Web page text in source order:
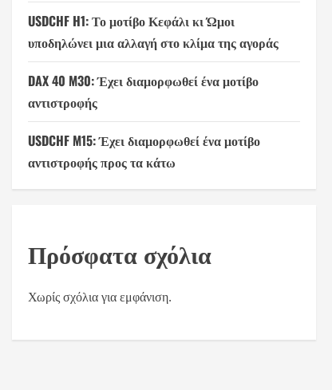
USDCHF H1: Το μοτίβο Κεφάλι κι Ώμοι
υποδηλώνει μια αλλαγή στο κλίμα της αγοράς
DAX 40 M30: Έχει διαμορφωθεί ένα μοτίβο
αντιστροφής
USDCHF M15: Έχει διαμορφωθεί ένα μοτίβο
αντιστροφής προς τα κάτω
Πρόσφατα σχόλια
Χωρίς σχόλια για εμφάνιση.